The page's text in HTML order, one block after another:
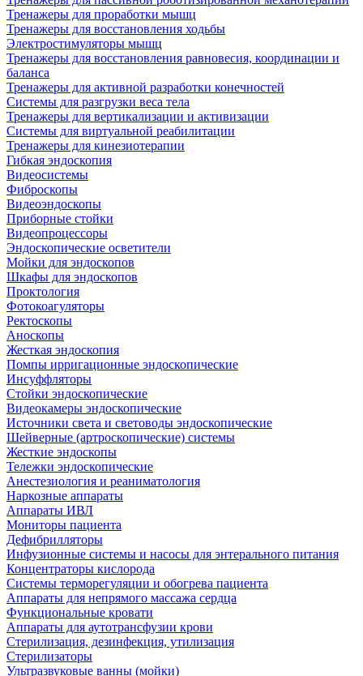
Тренажеры для проработки мышц
Тренажеры для восстановления ходьбы
Электростимуляторы мышц
Тренажеры для восстановления равновесия, координации и
баланса
Тренажеры для активной разработки конечностей
Системы для разгрузки веса тела
Тренажеры для вертикализации и активизации
Системы для виртуальной реабилитации
Тренажеры для кинезиотерапии
Гибкая эндоскопия
Видеосистемы
Фиброскопы
Видеоэндоскопы
Приборные стойки
Видеопроцессоры
Эндоскопические осветители
Мойки для эндоскопов
Шкафы для эндоскопов
Проктология
Фотокоагуляторы
Ректоскопы
Аноскопы
Жесткая эндоскопия
Помпы ирригационные эндоскопические
Инсуффляторы
Стойки эндоскопические
Видеокамеры эндоскопические
Источники света и световоды эндоскопические
Шейверные (артроскопические) системы
Жесткие эндоскопы
Тележки эндоскопические
Анестезиология и реаниматология
Наркозные аппараты
Аппараты ИВЛ
Мониторы пациента
Дефибрилляторы
Инфузионные системы и насосы для энтерального питания
Концентраторы кислорода
Системы терморегуляции и обогрева пациента
Аппараты для непрямого массажа сердца
Функциональные кровати
Аппараты для аутотрансфузии крови
Стерилизация, дезинфекция, утилизация
Стерилизаторы
Ультразвуковые ванны (мойки)